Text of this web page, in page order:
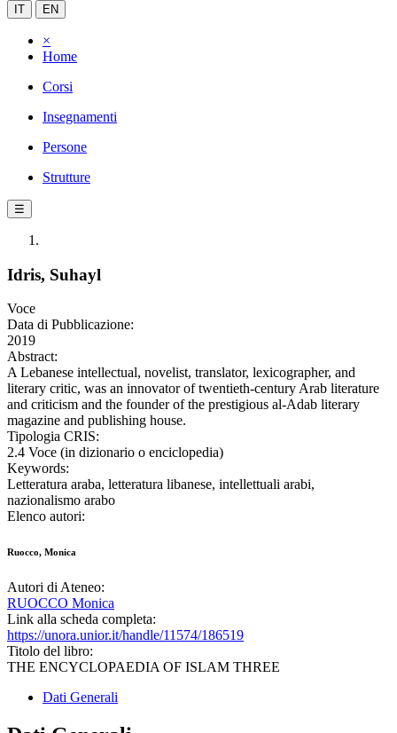
IT EN
×
Home
Corsi
Insegnamenti
Persone
Strutture
☰
Idris, Suhayl
Voce
Data di Pubblicazione:
2019
Abstract:
A Lebanese intellectual, novelist, translator, lexicographer, and
literary critic, was an innovator of twentieth-century Arab literature
and criticism and the founder of the prestigious al-Adab literary
magazine and publishing house.
Tipologia CRIS:
2.4 Voce (in dizionario o enciclopedia)
Keywords:
Letteratura araba, letteratura libanese, intellettuali arabi,
nazionalismo arabo
Elenco autori:
Ruocco, Monica
Autori di Ateneo:
RUOCCO Monica
Link alla scheda completa:
https://unora.unior.it/handle/11574/186519
Titolo del libro:
THE ENCYCLOPAEDIA OF ISLAM THREE
Dati Generali